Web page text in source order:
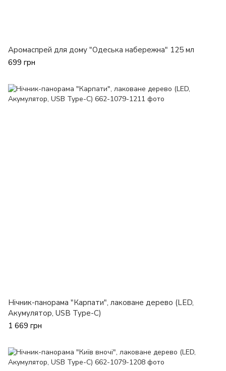
Аромаспрей для дому "Одеська набережна" 125 мл
699 грн
Нічник-панорама "Карпати", лаковане дерево (LED,
Акумулятор, USB Type-C)
1 669 грн